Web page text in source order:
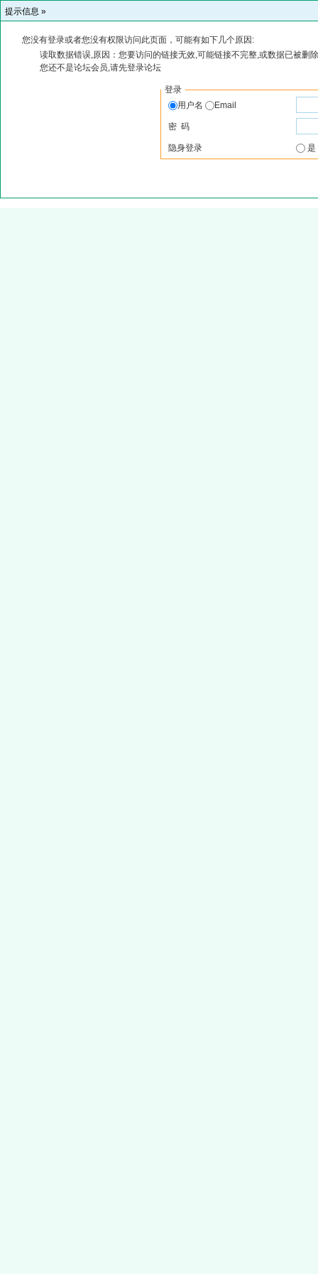
提示信息 »
您没有登录或者您没有权限访问此页面，可能有如下几个原因:
读取数据错误,原因：您要访问的链接无效,可能链接不完整,或数据已被删
您还不是论坛会员,请先登录论坛
登录
用户名
Email
密 码
隐身登录